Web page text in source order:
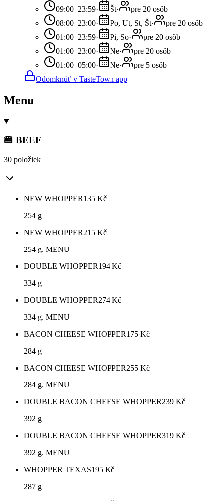
09:00–23:59· Št·
pre 20 osôb
08:00–23:00· Po, Ut, St, Št·
pre 20 osôb
01:00–23:59· Pi, So·
pre 20 osôb
01:00–23:00· Ne·
pre 20 osôb
01:00–05:00· Ne·
pre 5 osôb
Odomknúť v TasteTown app
Menu
🍔 BEEF
30 položiek
NEW WHOPPER135 Kč
254 g
NEW WHOPPER215 Kč
254 g. MENU
DOUBLE WHOPPER194 Kč
334 g
DOUBLE WHOPPER274 Kč
334 g. MENU
BACON CHEESE WHOPPER175 Kč
284 g
BACON CHEESE WHOPPER255 Kč
284 g. MENU
DOUBLE BACON CHEESE WHOPPER239 Kč
392 g
DOUBLE BACON CHEESE WHOPPER319 Kč
392 g. MENU
WHOPPER TEXAS195 Kč
287 g